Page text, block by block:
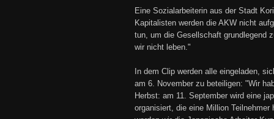
Eine Sozialarbeiterin aus der Stadt
Kapitalisten werden die AKW nicht
tun, um die Gesellschaft grundlegend
wir nicht leben."
In dem Clip werden alle eingeladen,
am 6. November zu beteiligen: "Wir
Herbst: am 11. September wird eine
organisiert, die eine Million